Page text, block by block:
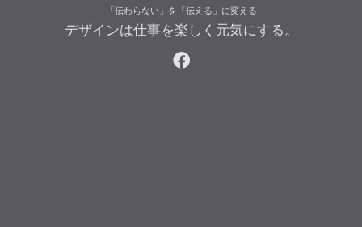
「伝わらない」を「伝える」に変える
デザインは仕事を楽しく元気にする。
facebook